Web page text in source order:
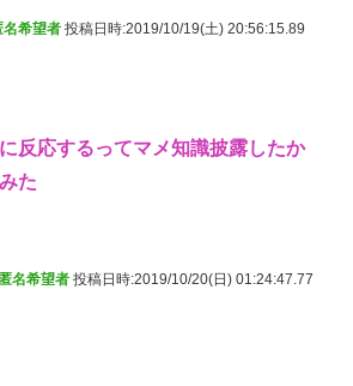
名希望者 投稿日時:2019/10/19(土) 20:56:15.89
反応するってマメ知識披露したか
た
名希望者 投稿日時:2019/10/20(日) 01:24:47.77